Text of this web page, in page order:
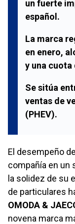
un fuerte
español.
La marca
en enero,
y una cuota
Se sitúa
ventas de
(PHEV).
El desempeño
compañía en un
la solidez de su
de particulares
OMODA &
novena marca